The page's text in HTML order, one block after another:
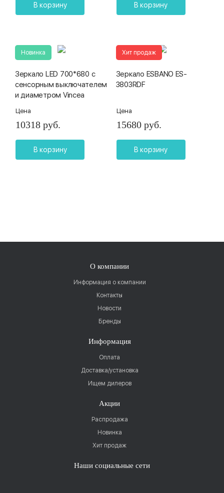
В корзину В корзину
Новинка
Зеркало LED 700*680 с
сенсорным выключателем
и диаметром Vincea
Цена
10318 руб.
В корзину
Хит продаж
Зеркало ESBANO ES-
3803RDF
Цена
15680 руб.
В корзину
О компании
Информация о компании
Контакты
Новости
Бренды
Информация
Оплата
Доставка/установка
Ищем дилеров
Акции
Распродажа
Новинка
Хит продаж
Наши социальные сети